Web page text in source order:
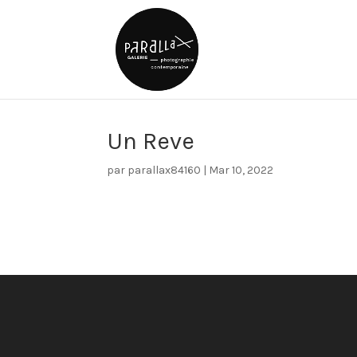
Un Reve
par parallax84160 | Mar 10, 2022